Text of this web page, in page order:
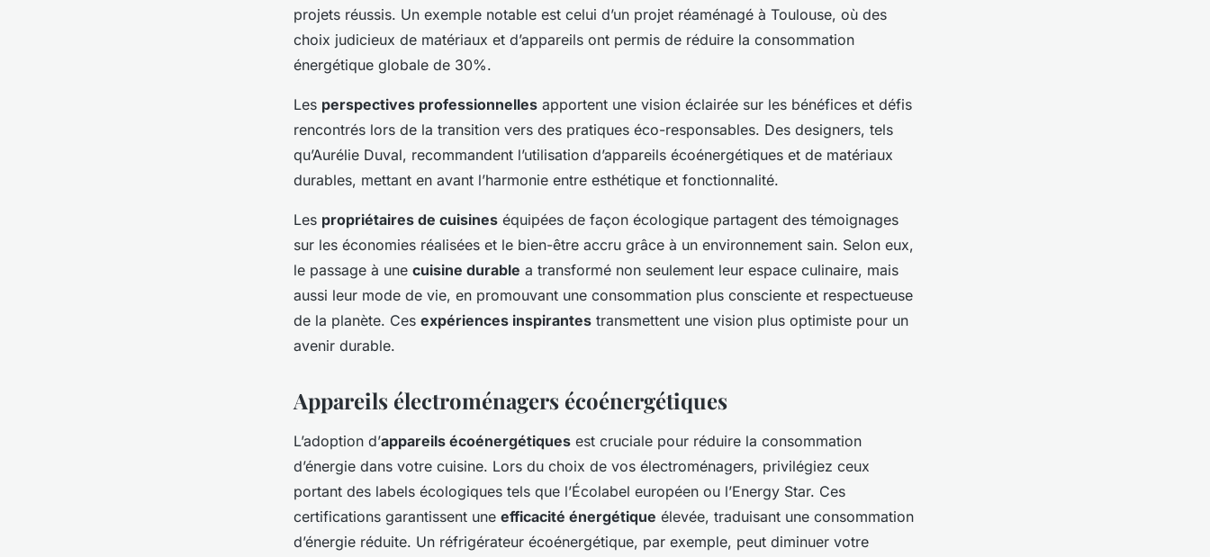
projets réussis. Un exemple notable est celui d’un projet réaménagé à Toulouse, où des
choix judicieux de matériaux et d’appareils ont permis de réduire la consommation
énergétique globale de 30%.
Les perspectives professionnelles apportent une vision éclairée sur les bénéfices et défis
rencontrés lors de la transition vers des pratiques éco-responsables. Des designers, tels
qu’Aurélie Duval, recommandent l’utilisation d’appareils écoénergétiques et de matériaux
durables, mettant en avant l’harmonie entre esthétique et fonctionnalité.
Les propriétaires de cuisines équipées de façon écologique partagent des témoignages
sur les économies réalisées et le bien-être accru grâce à un environnement sain. Selon eux,
le passage à une cuisine durable a transformé non seulement leur espace culinaire, mais
aussi leur mode de vie, en promouvant une consommation plus consciente et respectueuse
de la planète. Ces expériences inspirantes transmettent une vision plus optimiste pour un
avenir durable.
Appareils électroménagers écoénergétiques
L’adoption d’appareils écoénergétiques est cruciale pour réduire la consommation
d’énergie dans votre cuisine. Lors du choix de vos électroménagers, privilégiez ceux
portant des labels écologiques tels que l’Écolabel européen ou l’Energy Star. Ces
certifications garantissent une efficacité énergétique élevée, traduisant une consommation
d’énergie réduite. Un réfrigérateur écoénergétique, par exemple, peut diminuer votre